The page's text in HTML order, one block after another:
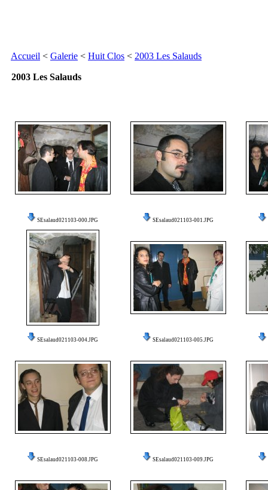
Accueil < Galerie < Huit Clos < 2003 Les Salauds
2003 Les Salauds
SEsalaud021103-000.JPG SEsalaud021103-001.JPG
SEsalaud021103-004.JPG SEsalaud021103-005.JPG
SEsalaud021103-008.JPG SEsalaud021103-009.JPG